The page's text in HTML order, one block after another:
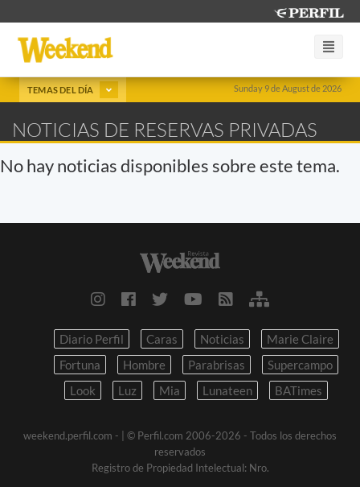
Sunday 9 de August de 2026
TEMAS DEL DÍA
NOTICIAS DE RESERVAS PRIVADAS
No hay noticias disponibles sobre este tema.
Diario Perfil Caras Noticias
Marie Claire
Fortuna
Hombre Parabrisas
Supercampo
Look
Luz Mia Lunateen BATimes
weekend.perfil.com -
| © Perfil.com 2006-2026 - Todos los derechos
reservados
Registro de Propiedad Intelectual: Nro.